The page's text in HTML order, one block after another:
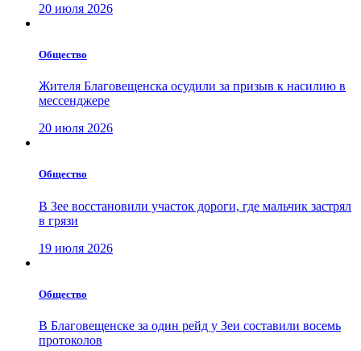
20 июля 2026
Общество
Жителя Благовещенска осудили за призыв к насилию в
мессенджере
20 июля 2026
Общество
В Зее восстановили участок дороги, где мальчик застрял
в грязи
19 июля 2026
Общество
В Благовещенске за один рейд у Зеи составили восемь
протоколов